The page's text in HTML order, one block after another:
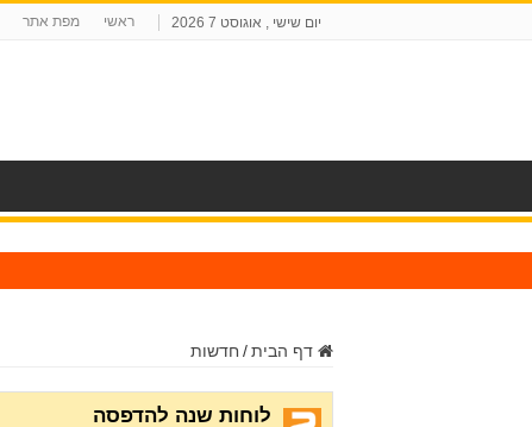
יום שישי , אוגוסט 7 2026 ראשי מפת אתר
דף הבית/ חדשות